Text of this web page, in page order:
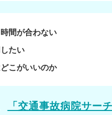
間が合わない
たい
こがいいのか
「交通事故病院サー